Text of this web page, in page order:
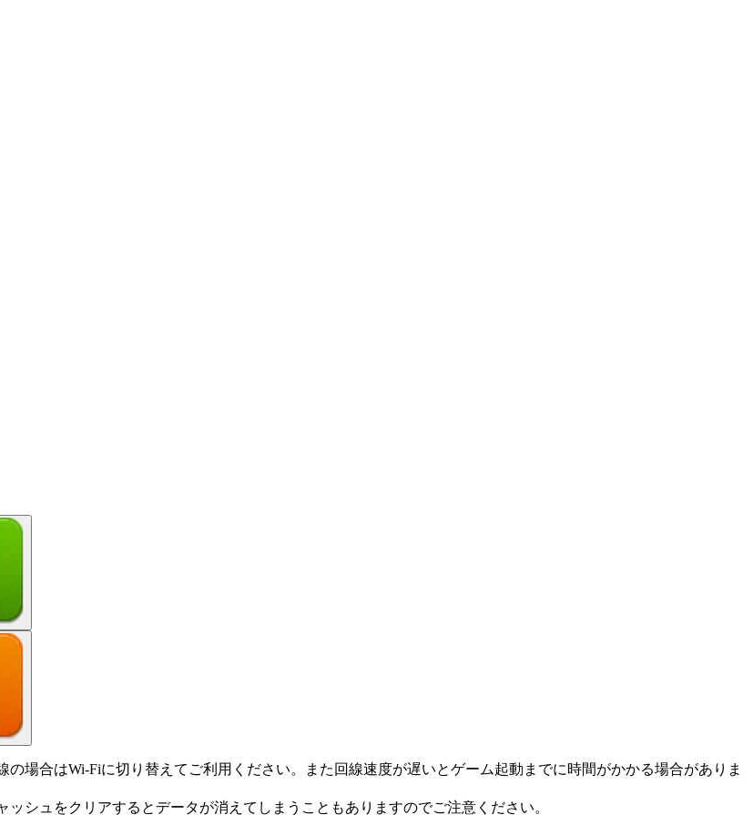
場合はWi-Fiに切り替えてご利用ください。また回線速度が遅いとゲーム起動までに時間がかかる場合がありま
シュをクリアするとデータが消えてしまうこともありますのでご注意ください。